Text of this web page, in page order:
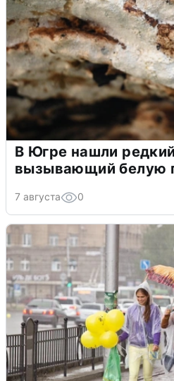
В Югре нашли
вызывающий белую
7 августа 0